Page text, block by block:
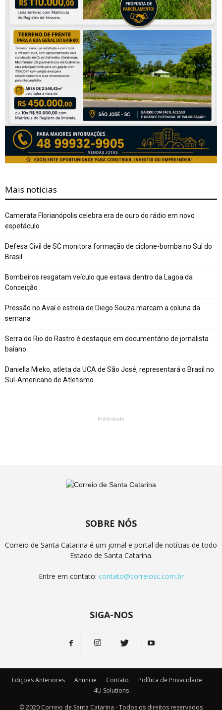
Mais notícias
Camerata Florianópolis celebra era de ouro do rádio em novo
espetáculo
Defesa Civil de SC monitora formação de ciclone-bomba no Sul do
Brasil
Bombeiros resgatam veículo que estava dentro da Lagoa da
Conceição
Pressão no Avaí e estreia de Diego Souza marcam a coluna da
semana
Serra do Rio do Rastro é destaque em documentário de jornalista
baiano
Daniella Mieko, atleta da UCA de São José, representará o Brasil no
Sul-Americano de Atletismo
Publicidade
SOBRE NÓS
Correio de Santa Catarina é um jornal e portal de notícias de todo
Estado de Santa Catarina.
Entre em contato: contato@correiosc.com.br
SIGA-NOS
Edições Anteriores Anuncie Contato
Política de Privacidade
4U Solutions
© 2020 Correio de Santa Catarina - Todos os direitos reservados